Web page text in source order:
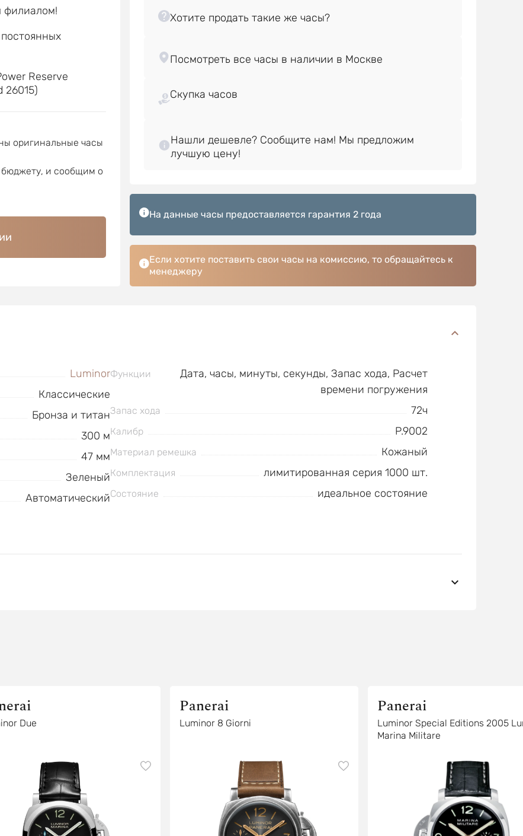
филиалом!
Reserve
26015)
оригинальные часы
и сообщим о
Скупка часов
Нашли дешевле? Сообщите нам! Мы предложим
На данные часы предоставляется гарантия 2 года
Если хотите поставить свои часы на комиссию, то обращайтесь к
менеджеру
Luminor
Классические
Бронза и титан
300 м
47 мм
Зеленый
Автоматический
Функции
Дата, часы, минуты, секунды, Запас хода, Расчет
времени погружения
Запас хода 72ч
Калибр P.9002
Материал ремешка Кожаный
Комплектация лимитированная серия 1000 шт.
Состояние идеальное состояние
Due
Panerai
Luminor 8 Giorni
Panerai
Luminor Special Editions 2005
Marina Militare